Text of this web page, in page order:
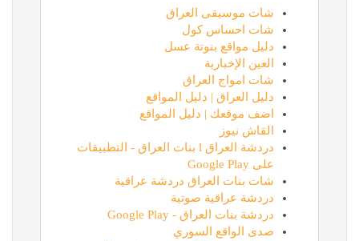
شات موسيقى العراق
شات احساس كول
دليل مواقع بنوتة عسل
العين الإخبارية
شات امواج العراق
دليل العراق | دليل المواقع
اضف موقعك | دليل المواقع
القاش نيوز
دردشة العراق l بنات العراق - التطبيقات
على Google Play
شات بنات العراق دردشة عراقية
دردشة عراقية صوتية
دردشة بنات العراق - Google Play
صدى الواقع السوري